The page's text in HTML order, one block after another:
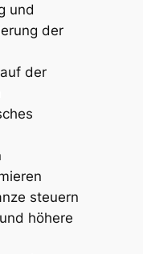
und
der
der
steuern
höhere